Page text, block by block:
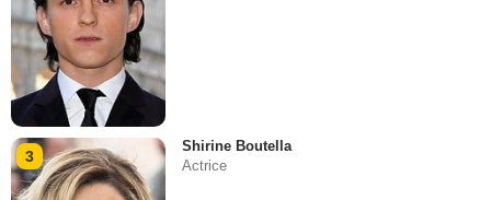
3
Shirine Boutella
Actrice